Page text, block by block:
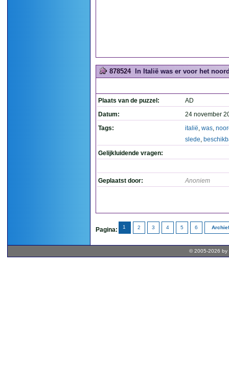
878524 In Italië was er voor het
Plaats van de puzzel:
AD
Datum:
24 november
Tags:
italië, was,
slede,
Gelijkluidende vragen:
Geplaatst door: Anoniem
Pagina: 1 2 3 4 5 6
© 2005-2026 by